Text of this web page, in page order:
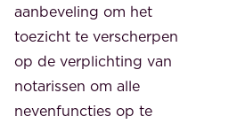
aanbeveling om het
toezicht te verscherpen
op de verplichting van
notarissen om alle
nevenfuncties op te